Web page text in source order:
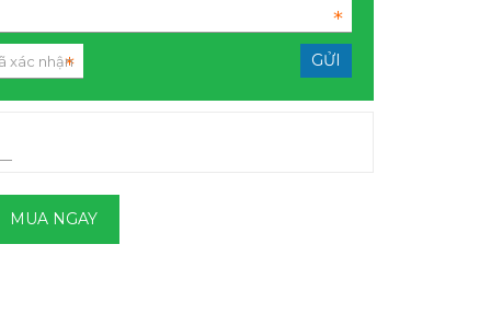
MUA NGAY